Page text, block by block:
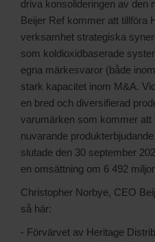
driva konsolideringen av den
Beijer Ref kommer att tillföra
verksamhet strategiska
som koldioxidbaserade
egna märkesvaror (både
stark kapacitet inom M&A.
en bred och diversifierad
varumärken som kommer att
nuvarande
slutade den 30 september
en omsättning om 6 492
Christopher Norbye, CEO
så här:
- Förvärvet av Heritage